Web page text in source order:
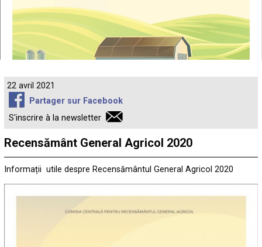
22 avril 2021
Partager sur Facebook
S'inscrire à la newsletter
Recensământ General Agricol 2020
Informații utile despre Recensământul General Agricol 2020